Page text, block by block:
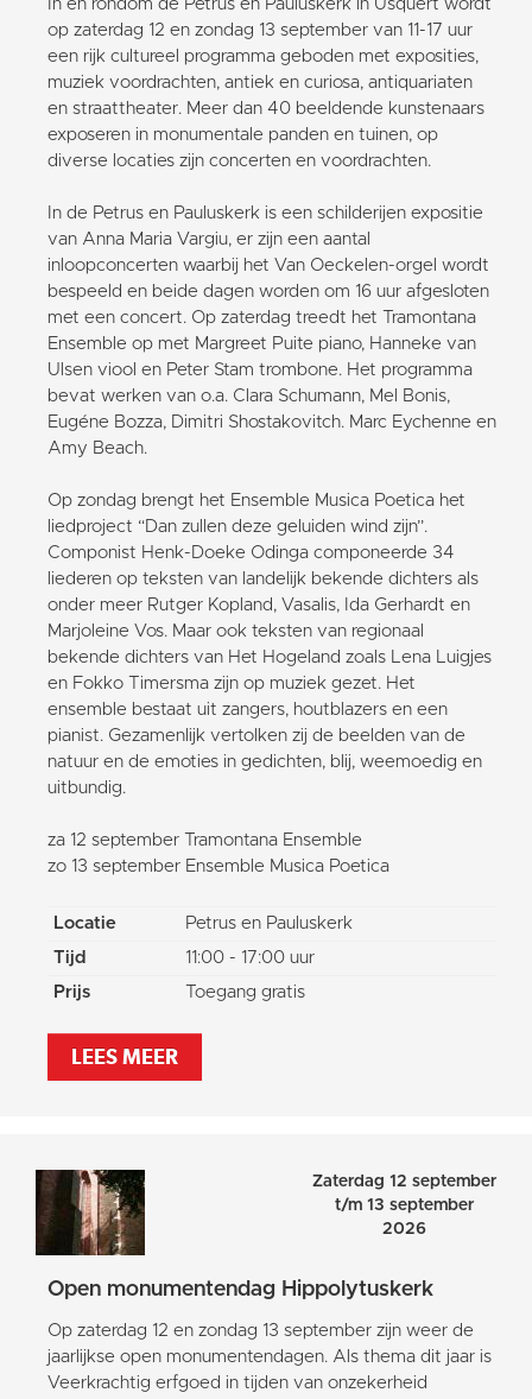
In en rondom de Petrus en Pauluskerk in Usquert wordt
op zaterdag 12 en zondag 13 september van 11-17 uur
een rijk cultureel programma geboden met exposities,
muziek voordrachten, antiek en curiosa, antiquariaten
en straattheater. Meer dan 40 beeldende kunstenaars
exposeren in monumentale panden en tuinen, op
diverse locaties zijn concerten en voordrachten.
In de Petrus en Pauluskerk is een schilderijen expositie
van Anna Maria Vargiu, er zijn een aantal
inloopconcerten waarbij het Van Oeckelen-orgel wordt
bespeeld en beide dagen worden om 16 uur afgesloten
met een concert. Op zaterdag treedt het Tramontana
Ensemble op met Margreet Puite piano, Hanneke van
Ulsen viool en Peter Stam trombone. Het programma
bevat werken van o.a. Clara Schumann, Mel Bonis,
Eugéne Bozza, Dimitri Shostakovitch. Marc Eychenne en
Amy Beach.
Op zondag brengt het Ensemble Musica Poetica het
liedproject “Dan zullen deze geluiden wind zijn”.
Componist Henk-Doeke Odinga componeerde 34
liederen op teksten van landelijk bekende dichters als
onder meer Rutger Kopland, Vasalis, Ida Gerhardt en
Marjoleine Vos. Maar ook teksten van regionaal
bekende dichters van Het Hogeland zoals Lena Luigjes
en Fokko Timersma zijn op muziek gezet. Het
ensemble bestaat uit zangers, houtblazers en een
pianist. Gezamenlijk vertolken zij de beelden van de
natuur en de emoties in gedichten, blij, weemoedig en
uitbundig.
za 12 september Tramontana Ensemble
zo 13 september Ensemble Musica Poetica
Locatie
Petrus en Pauluskerk
Tijd
11:00 - 17:00 uur
Prijs
Toegang gratis
LEES MEER
Zaterdag 12 september
t/m 13 september
2026
Open monumentendag Hippolytuskerk
Op zaterdag 12 en zondag 13 september zijn weer de
jaarlijkse open monumentendagen. Als thema dit jaar is
Veerkrachtig erfgoed in tijden van onzekerheid